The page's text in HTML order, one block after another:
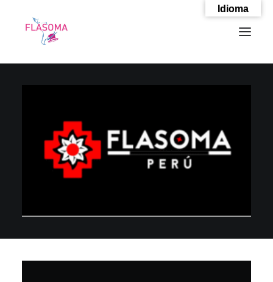
SEARCH
Idioma